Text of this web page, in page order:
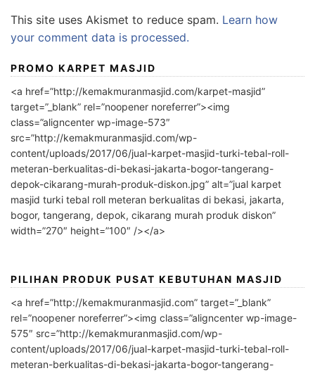
This site uses Akismet to reduce spam. Learn how
your comment data is processed.
PROMO KARPET MASJID
<a href=”http://kemakmuranmasjid.com/karpet-masjid”
target=”_blank” rel=”noopener noreferrer”><img
class=”aligncenter wp-image-573″
src=”http://kemakmuranmasjid.com/wp-
content/uploads/2017/06/jual-karpet-masjid-turki-tebal-roll-
meteran-berkualitas-di-bekasi-jakarta-bogor-tangerang-
depok-cikarang-murah-produk-diskon.jpg” alt=”jual karpet
masjid turki tebal roll meteran berkualitas di bekasi, jakarta,
bogor, tangerang, depok, cikarang murah produk diskon”
width=”270″ height=”100″ /></a>
PILIHAN PRODUK PUSAT KEBUTUHAN MASJID
<a href=”http://kemakmuranmasjid.com” target=”_blank”
rel=”noopener noreferrer”><img class=”aligncenter wp-image-
575″ src=”http://kemakmuranmasjid.com/wp-
content/uploads/2017/06/jual-karpet-masjid-turki-tebal-roll-
meteran-berkualitas-di-bekasi-jakarta-bogor-tangerang-